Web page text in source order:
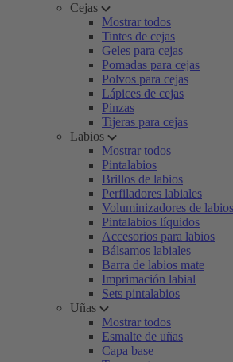
Cejas
Mostrar todos
Tintes de cejas
Geles para cejas
Pomadas para cejas
Polvos para cejas
Lápices de cejas
Pinzas
Tijeras para cejas
Labios
Mostrar todos
Pintalabios
Brillos de labios
Perfiladores labiales
Voluminizadores de labios
Pintalabios líquidos
Accesorios para labios
Bálsamos labiales
Barra de labios mate
Imprimación labial
Sets pintalabios
Uñas
Mostrar todos
Esmalte de uñas
Capa base